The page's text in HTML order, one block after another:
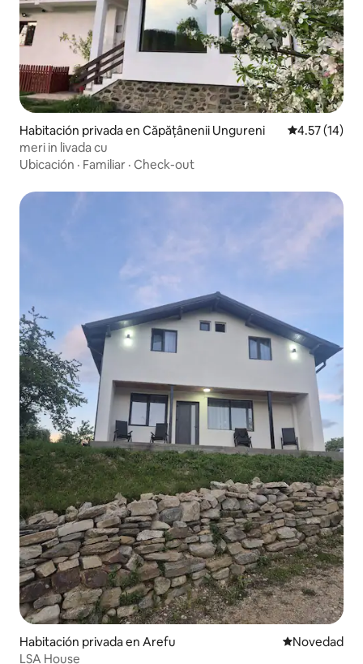
Habitación privada en Căpățânenii Ungureni Calificación
4.57 (14)
meri in livada cu
Ubicación · Familiar · Check-out
Habitación privada en Arefu Lugar para
Novedad
LSA House